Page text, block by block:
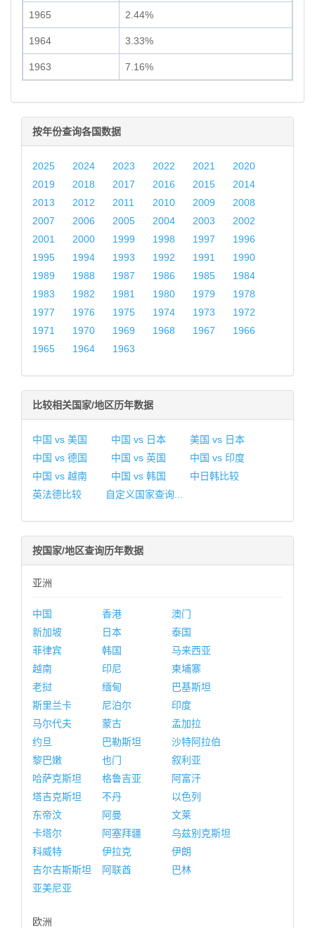
1965 2.44%
1964 3.33%
1963 7.16%
按年份查询各国数据
2025 2024 2023 2022 2021
2020
2019
2018 2017 2016 2015
2014
2013
2012 2011 2010 2009
2008
2007
2006 2005 2004 2003
2002
2001
2000 1999 1998 1997
1996
1995
1994 1993 1992 1991
1990
1989
1988 1987 1986 1985
1984
1983
1982 1981 1980 1979
1978
1977
1976 1975 1974 1973
1972
1971
1970 1969 1968 1967
1966
1965
1964 1963
比较相关国家/地区历年数据
中国 vs 美国 中国 vs 日本
美国 vs 日本
中国 vs 德国
中国 vs 英国
中国 vs 印度
中国 vs 越南
中国 vs 韩国
中日韩比较
英法德比较
自定义国家查询...
按国家/地区查询历年数据
亚洲
中国 香港
澳门
新加坡
日本
泰国
菲律宾
韩国
马来西亚
越南
印尼
柬埔寨
老挝
缅甸
巴基斯坦
斯里兰卡
尼泊尔
印度
马尔代夫
蒙古
孟加拉
约旦
巴勒斯坦
沙特阿拉伯
黎巴嫩
也门
叙利亚
哈萨克斯坦
格鲁吉亚
阿富汗
塔吉克斯坦
不丹
以色列
东帝汶
阿曼
文莱
卡塔尔
阿塞拜疆
乌兹别克斯坦
科威特
伊拉克
伊朗
吉尔吉斯斯坦
阿联酋
巴林
亚美尼亚
欧洲